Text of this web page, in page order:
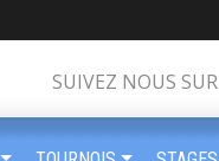
SUIVEZ NOUS SUR